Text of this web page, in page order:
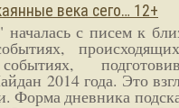
века сего… 12+
с писем к
2014 года. Это
Форма дневника